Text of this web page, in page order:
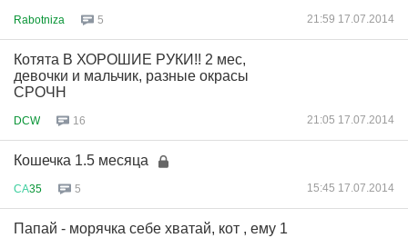
Rabotniza 5 21:59 17.07.2014
Котята В ХОРОШИЕ РУКИ!! 2 мес,
девочки и мальчик, разные окрасы
СРОЧН
DCW 16 21:05 17.07.2014
Кошечка 1.5 месяца
СА35 5 15:45 17.07.2014
Папай - морячка себе хватай, кот , ему 1